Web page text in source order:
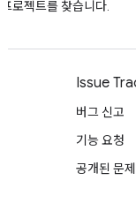
프로젝트를 찾습니다.
Issue
버그 신고
기능 요청
공개된 문제